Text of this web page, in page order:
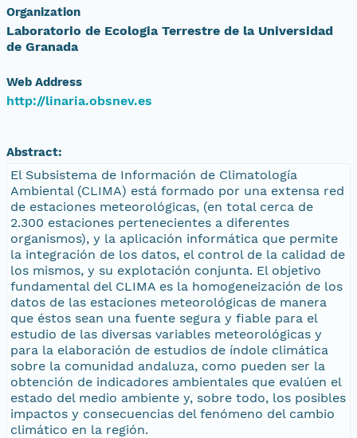
Organization
Laboratorio de Ecologia Terrestre de la Universidad
de Granada
Web Address
http://linaria.obsnev.es
Abstract:
El Subsistema de Información de Climatología
Ambiental (CLIMA) está formado por una extensa red
de estaciones meteorológicas, (en total cerca de
2.300 estaciones pertenecientes a diferentes
organismos), y la aplicación informática que permite
la integración de los datos, el control de la calidad de
los mismos, y su explotación conjunta. El objetivo
fundamental del CLIMA es la homogeneización de los
datos de las estaciones meteorológicas de manera
que éstos sean una fuente segura y fiable para el
estudio de las diversas variables meteorológicas y
para la elaboración de estudios de índole climática
sobre la comunidad andaluza, como pueden ser la
obtención de indicadores ambientales que evalúen el
estado del medio ambiente y, sobre todo, los posibles
impactos y consecuencias del fenómeno del cambio
climático en la región.